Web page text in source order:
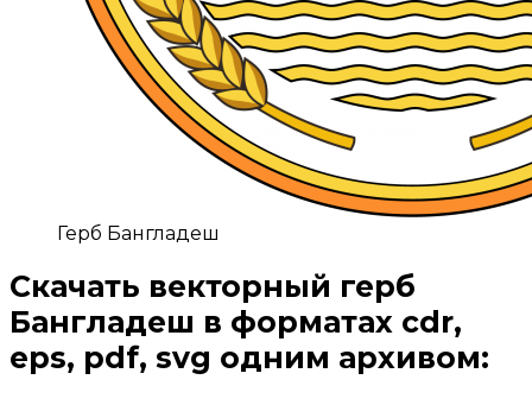
Герб Бангладеш
Скачать векторный герб
Бангладеш в форматах cdr,
eps, pdf, svg одним архивом: